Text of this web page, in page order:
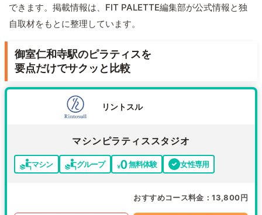
できます。掲載情報は、FIT PALETTE編集部が公式情報と独
自取材をもとに整理しています。
御室仁和寺駅のピラティスを
要点だけでサクッと比較
リントスル
マシンピラティススタジオ
マシン グループ 無料体験 女性専用
おすすめコース料金 13,800円